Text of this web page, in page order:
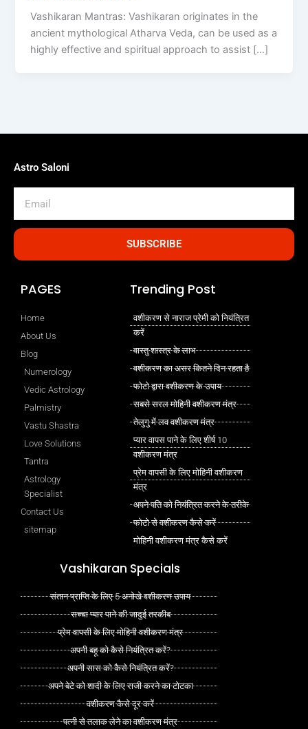
Vashikaran Mantras: Vashikaran originates in the
ancient mythological Atharva Veda, can be used as a
highly effective and spiritual approach to assist […]
Astro Saloni
SUBSCRIBE
PAGES
Home
About Us
Blog
Numerology
Vedic Astrology
Palmistry
Vastu Shastra
Love Solutions
Tantra
Astrology
Specialist
Contact Us
sitemap
Trending Post
वशीकरण से नाराज प्रेमी को नियंत्रित
करें
वास्तु शास्त्र के लाभ
वशीकरण का असर कितने दिन रहता है
फोटो द्वारा वशीकरण के उपाय
सबसे सरल मोहिनी वशीकरण मंत्र
तेलुगु में लव वशीकरण मंत्र
प्यार वापस पाने के लिए शीर्ष 10
वशीकरण मंत्र
प्रेम वापसी के लिए मोहिनी वशीकरण
मंत्र
अपने पति को नियंत्रित करने के तरीके
फोटो से वशीकरण कैसे करें
मोहिनी वशीकरण मंत्र कैसे करें
Vashikaran Specials
संतान प्राप्ति के लिए 5 अनोखे वशीकरण उपाय
सच्चा प्यार पाने की जादुई तरकीब
प्रेम वापसी के लिए मोहिनी वशीकरण मंत्र
अपनी बहू को कैसे नियंत्रित करें?
अपनी सास को कैसे नियंत्रित करें?
अपने बेटे को शादी के लिए राजी करने का टोटका
वशीकरण कैसे दूर करें
पत्नी से तलाक लेने का वशीकरण मंत्र